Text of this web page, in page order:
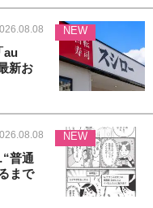
au
新お
NEW
普通
まで
NEW